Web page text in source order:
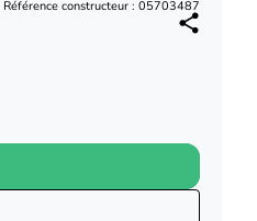
Référence constructeur : 05703487